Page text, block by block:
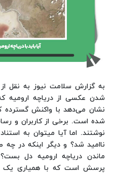
به گزارش سلامت نیوز به نقل
شدن عکسی از دریاچه ارومیه
نشان می‌دهد با واکنش گسترده
شده است. برخی از کاربران و
نوشتند. اما آیا میتوان به
ناامید شد؟ و دیگر اینکه در
ماندن دریاچه ارومیه دل
پرسش است که با همیاری یک